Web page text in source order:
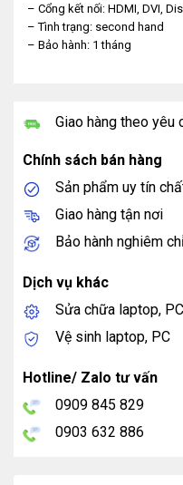
– Cổng kết nối: HDMI, DVI,
– Tình trạng: second hand
– Bảo hành: 1 tháng
Giao hàng theo yêu
Chính sách bán hàng
Sản phẩm uy tín
Giao hàng tận nơi
Bảo hành nghiêm
Dịch vụ khác
Sửa chữa laptop, PC
Vệ sinh laptop, PC
Hotline/ Zalo tư vấn
0909 845 829
0903 632 886